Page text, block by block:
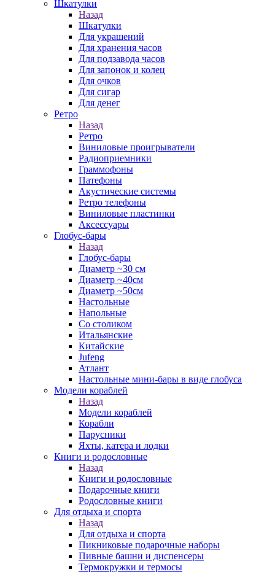
Шкатулки
Назад
Шкатулки
Для украшений
Для хранения часов
Для подзавода часов
Для запонок и колец
Для очков
Для сигар
Для денег
Ретро
Назад
Ретро
Виниловые проигрыватели
Радиоприемники
Граммофоны
Патефоны
Акустические системы
Ретро телефоны
Виниловые пластинки
Аксессуары
Глобус-бары
Назад
Глобус-бары
Диаметр ~30 см
Диаметр ~40см
Диаметр ~50см
Настольные
Напольные
Со столиком
Итальянские
Китайские
Jufeng
Атлант
Настольные мини-бары в виде глобуса
Модели кораблей
Назад
Модели кораблей
Корабли
Парусники
Яхты, катера и лодки
Книги и родословные
Назад
Книги и родословные
Подарочные книги
Родословные книги
Для отдыха и спорта
Назад
Для отдыха и спорта
Пикниковые подарочные наборы
Пивные башни и диспенсеры
Термокружки и термосы